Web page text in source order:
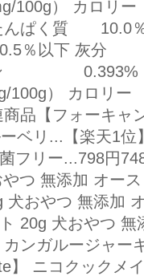
100g） カロ
たんぱく質
％以下
ン 0.393%（
100g） カロ
品【フォーキャ
ベリ...【楽天1
フリー...798円
つ 無添加 オー
犬おやつ 無添加
20g 犬おやつ
カンガルージャー
】 ニコクック